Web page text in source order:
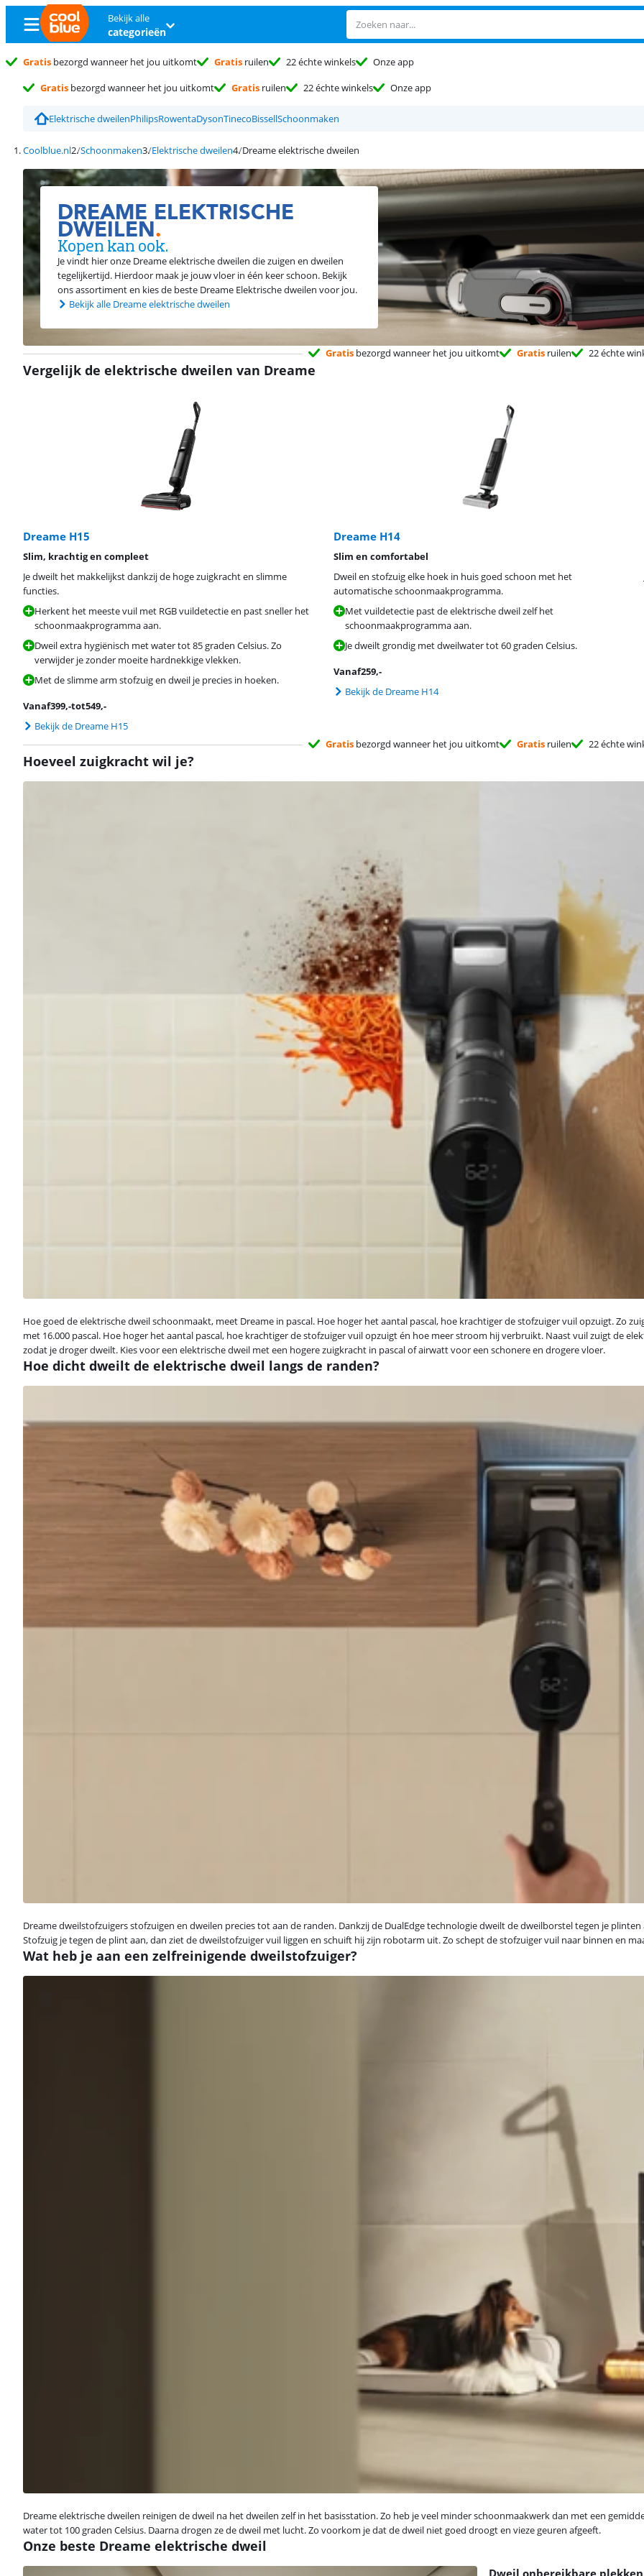
Bekijk alle
categorieën
Gratis bezorgd wanneer het jou uitkomt Gratis ruilen 22 échte winkels
Onze app
Gratis bezorgd wanneer het jou uitkomt Gratis ruilen 22 échte winkels Onze app
Elektrische dweilenPhilipsRowentaDysonTinecoBissellSchoonmaken
Coolblue.nl Schoonmaken Elektrische dweilen Dreame elektrische dweilen
DREAME ELEKTRISCHE
DWEILEN.
Kopen kan ook.
Je vindt hier onze Dreame elektrische dweilen die zuigen en dweilen
tegelijkertijd. Hierdoor maak je jouw vloer in één keer schoon. Bekijk
ons assortiment en kies de beste Dreame Elektrische dweilen voor jou.
Bekijk alle Dreame elektrische dweilen
Gratisbezorgd wanneer het jou uitkomt Gratisruilen 22 échte
Vergelijk de elektrische dweilen van Dreame
Dreame H15
Slim, krachtig en compleet
Je dweilt het makkelijkst dankzij de hoge zuigkracht en slimme
functies.
Herkent het meeste vuil met RGB vuildetectie en past sneller het
schoonmaakprogramma aan.
Dweil extra hygiënisch met water tot 85 graden Celsius. Zo
verwijder je zonder moeite hardnekkige vlekken.
Met de slimme arm stofzuig en dweil je precies in hoeken.
Vanaf399,-tot549,-
Bekijk de Dreame H15
Dreame H14
Slim en comfortabel
Dweil en stofzuig elke hoek in huis goed schoon met het
automatische schoonmaakprogramma.
Met vuildetectie past de elektrische dweil zelf het
schoonmaakprogramma aan.
Je dweilt grondig met dweilwater tot 60 graden Celsius.
Vanaf259,-
Bekijk de Dreame H14
Gratisbezorgd wanneer het jou uitkomt Gratisruilen 22 échte
Hoeveel zuigkracht wil je?
Hoe goed de elektrische dweil schoonmaakt, meet Dreame in pascal. Hoe hoger het aantal pascal, hoe krachtiger de stofzuiger vuil opzuigt. Zo
met 16.000 pascal. Hoe hoger het aantal pascal, hoe krachtiger de stofzuiger vuil opzuigt én hoe meer stroom hij verbruikt. Naast vuil zuigt de
zodat je droger dweilt. Kies voor een elektrische dweil met een hogere zuigkracht in pascal of airwatt voor een schonere en drogere vloer.
Hoe dicht dweilt de elektrische dweil langs de randen?
Dreame dweilstofzuigers stofzuigen en dweilen precies tot aan de randen. Dankzij de DualEdge technologie dweilt de dweilborstel tegen je
Stofzuig je tegen de plint aan, dan ziet de dweilstofzuiger vuil liggen en schuift hij zijn robotarm uit. Zo schept de stofzuiger vuil naar binnen en
Wat heb je aan een zelfreinigende dweilstofzuiger?
Dreame elektrische dweilen reinigen de dweil na het dweilen zelf in het basisstation. Zo heb je veel minder schoonmaakwerk dan met een
water tot 100 graden Celsius. Daarna drogen ze de dweil met lucht. Zo voorkom je dat de dweil niet goed droogt en vieze geuren afgeeft.
Onze beste Dreame elektrische dweil
Dweil onbereikbare